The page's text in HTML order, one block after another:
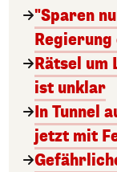
"Sparen
Rätsel um
ist unklar
In Tunnel
jetzt mit